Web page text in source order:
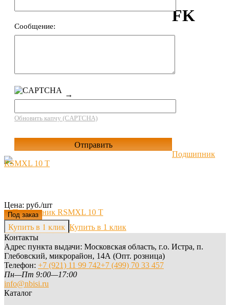
Сообщение:
→
Обновить капчу (CAPTCHA)
FK
Подшипник
RSMXL 10 T
Цена: руб./шт
Под заказ
Купить в 1 клик
Контакты
Адрес пункта выдачи: Московская область, г.о. Истра, п.
Глебовский, микрорайон, 14А (Опт. розница)
Телефон: +7 (921) 11 99 742+7 (499) 70 33 457
Пн—Пт 9:00—17:00
info@nbisi.ru
Каталог